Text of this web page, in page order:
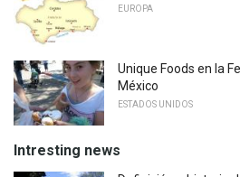
EUROPA
Unique Foods en la
México
ESTADOS UNIDOS
Intresting news